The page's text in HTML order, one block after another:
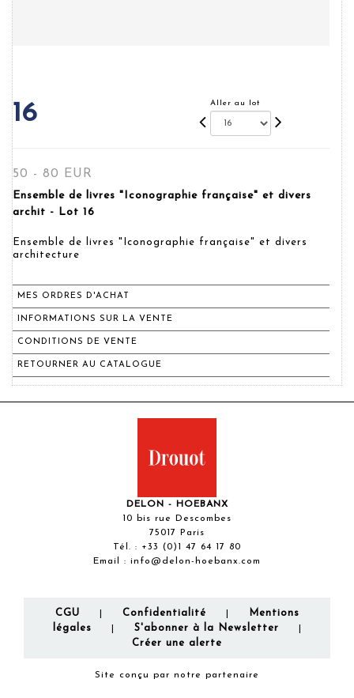
16 Aller au lot
50 - 80 EUR
Ensemble de livres "Iconographie française" et divers
archit - Lot 16
Ensemble de livres "Iconographie française" et divers
architecture
MES ORDRES D'ACHAT
INFORMATIONS SUR LA VENTE
CONDITIONS DE VENTE
RETOURNER AU CATALOGUE
DELON - HOEBANX
10 bis rue Descombes
75017 Paris
Tél. : +33 (0)1 47 64 17 80
Email : info@delon-hoebanx.com
CGU Confidentialité
Mentions
légales
S'abonner à la Newsletter
Créer une alerte
Site conçu par notre partenaire